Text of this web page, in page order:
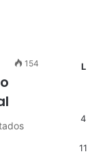
154 L
4
11